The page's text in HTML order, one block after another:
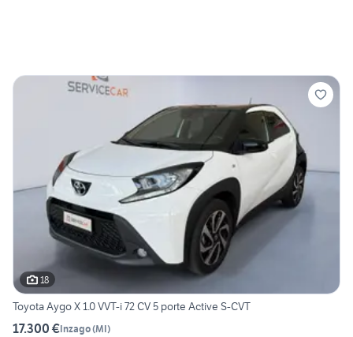
18
Toyota Aygo X 1.0 VVT-i 72 CV 5 porte Active S-CVT
17.300 €Inzago(MI)